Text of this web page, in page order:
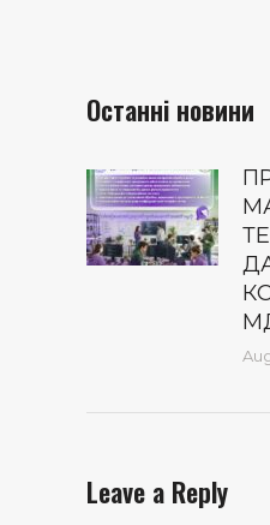
Останні новини
Leave a Reply